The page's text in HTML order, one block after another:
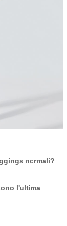
normali?
l'ultima